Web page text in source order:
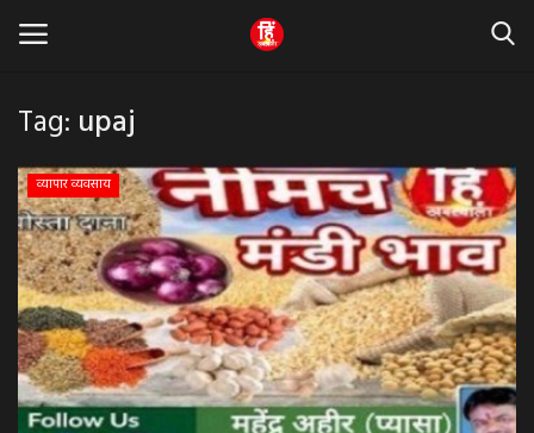
Home
धर्म & ज्योतिष
बड़ी खबर
मध्यप्रदेश
राजस्थान
Tag: upaj
व्यापार व्यवसाय